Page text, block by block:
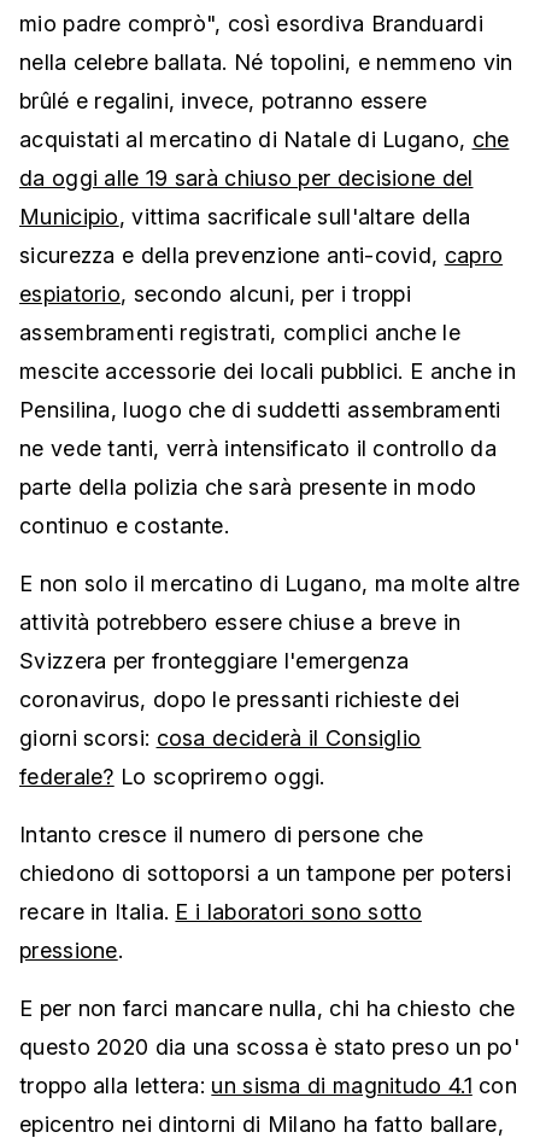
mio padre comprò", così esordiva Branduardi
nella celebre ballata. Né topolini, e nemmeno vin
brûlé e regalini, invece, potranno essere
acquistati al mercatino di Natale di Lugano, che
da oggi alle 19 sarà chiuso per decisione del
Municipio, vittima sacrificale sull'altare della
sicurezza e della prevenzione anti-covid, capro
espiatorio, secondo alcuni, per i troppi
assembramenti registrati, complici anche le
mescite accessorie dei locali pubblici. E anche in
Pensilina, luogo che di suddetti assembramenti
ne vede tanti, verrà intensificato il controllo da
parte della polizia che sarà presente in modo
continuo e costante.
E non solo il mercatino di Lugano, ma molte altre
attività potrebbero essere chiuse a breve in
Svizzera per fronteggiare l'emergenza
coronavirus, dopo le pressanti richieste dei
giorni scorsi: cosa deciderà il Consiglio
federale? Lo scopriremo oggi.
Intanto cresce il numero di persone che
chiedono di sottoporsi a un tampone per potersi
recare in Italia. E i laboratori sono sotto
pressione.
E per non farci mancare nulla, chi ha chiesto che
questo 2020 dia una scossa è stato preso un po'
troppo alla lettera: un sisma di magnitudo 4.1 con
epicentro nei dintorni di Milano ha fatto ballare,